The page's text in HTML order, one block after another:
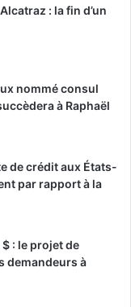
: la fin d’un
nommé consul
à Raphaël
de crédit aux États-
par rapport à la
: le projet de
demandeurs à